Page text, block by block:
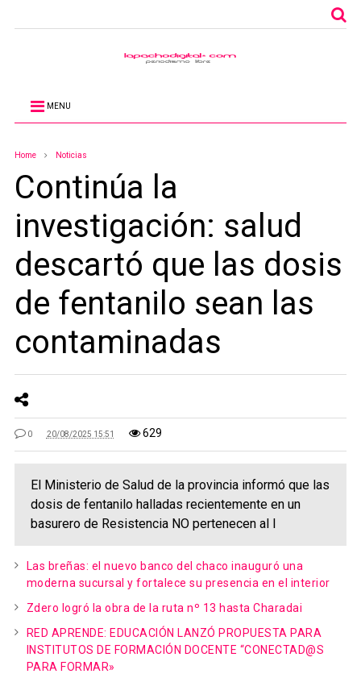
MENU
Home Noticias
Continúa la
investigación: salud
descartó que las dosis
de fentanilo sean las
contaminadas
0 20/08/2025 15:51 629
El Ministerio de Salud de la provincia informó que las
dosis de fentanilo halladas recientemente en un
basurero de Resistencia NO pertenecen al l
Las breñas: el nuevo banco del chaco inauguró una
moderna sucursal y fortalece su presencia en el interior
Zdero logró la obra de la ruta nº 13 hasta Charadai
RED APRENDE: EDUCACIÓN LANZÓ PROPUESTA PARA
INSTITUTOS DE FORMACIÓN DOCENTE “CONECTAD@S
PARA FORMAR»